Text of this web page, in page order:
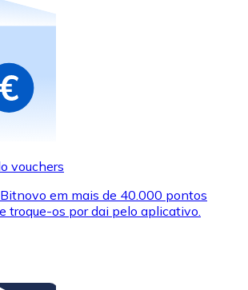
presente das suas marcas favoritas
cartões-presente
vouchers
em mais de 40.000 pontos
troque-os por dai pelo aplicativo.